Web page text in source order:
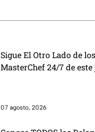
Sigue El Otro Lado de
MasterChef 24/7 de este
07 agosto, 2026